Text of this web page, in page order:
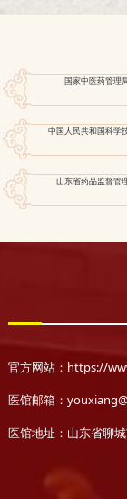
国家中医药管理
中国人民共和国科学
山东省药品监督管
官方网站：https://
医馆邮箱：
医馆地址：山东省聊